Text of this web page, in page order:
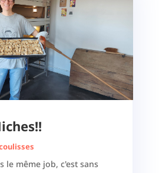
le même job, c'est sans